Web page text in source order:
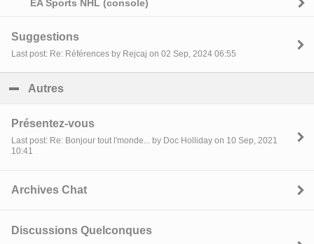
EA Sports NHL (console)
Suggestions
Last post: Re: Références by Rejcaj on 02 Sep, 2024 06:55
Autres
Présentez-vous
Last post: Re: Bonjour tout l'monde... by Doc Holliday on 10 Sep, 2021
10:41
Archives Chat
Discussions Quelconques